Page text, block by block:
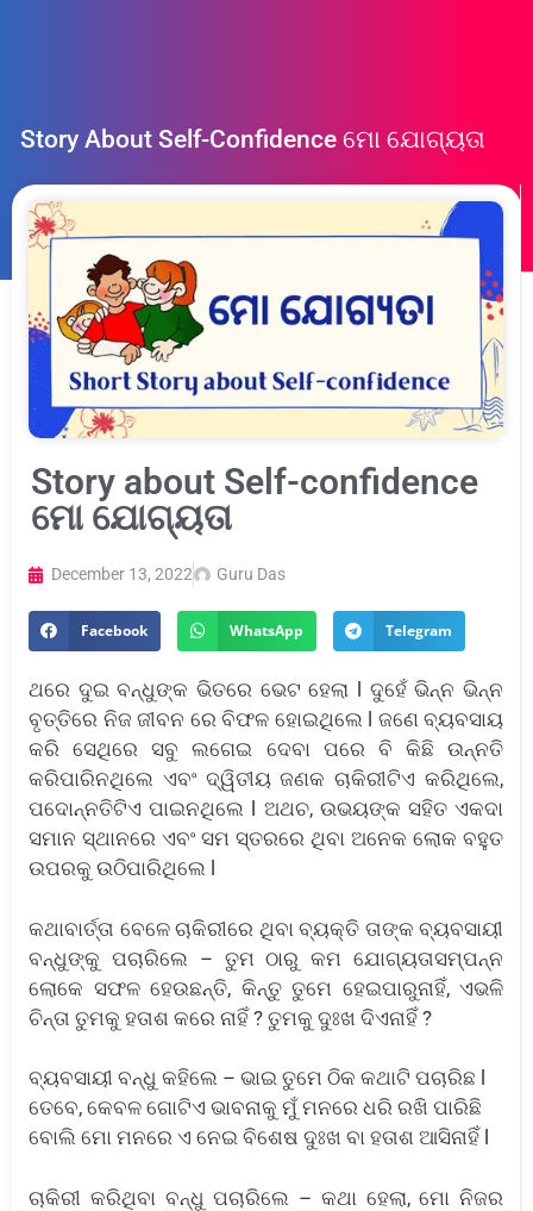
Story About Self-Confidence ମୋ ଯୋଗ୍ୟତା
Story about Self-confidence
ମୋ ଯୋଗ୍ୟତା
December 13, 2022 Guru Das
Facebook WhatsApp Telegram
ଥରେ ଦୁଇ ବନ୍ଧୁଙ୍କ ଭିତରେ ଭେଟ ହେଲା l ଦୁହେଁ ଭିନ୍ନ ଭିନ୍ନ
ବୃତ୍ତିରେ ନିଜ ଜୀବନ ରେ ବିଫଳ ହୋଇଥିଲେ l ଜଣେ ବ୍ୟବସାୟ
କରି ସେଥିରେ ସବୁ ଲଗେଇ ଦେବା ପରେ ବି କିଛି ଉନ୍ନତି
କରିପାରିନଥିଲେ ଏବଂ ଦ୍ୱିତୀୟ ଜଣକ ଚାକିରୀଟିଏ କରିଥିଲେ,
ପଦୋନ୍ନତିଟିଏ ପାଇନଥିଲେ l ଅଥଚ, ଉଭୟଙ୍କ ସହିତ ଏକଦା
ସମାନ ସ୍ଥାନରେ ଏବଂ ସମ ସ୍ତରରେ ଥିବା ଅନେକ ଲୋକ ବହୁତ
ଉପରକୁ ଉଠିପାରିଥିଲେ l
କଥାବାର୍ତ୍ତା ବେଳେ ଚାକିରୀରେ ଥିବା ବ୍ୟକ୍ତି ତାଙ୍କ ବ୍ୟବସାୟୀ
ବନ୍ଧୁଙ୍କୁ ପଚାରିଲେ – ତୁମ ଠାରୁ କମ ଯୋଗ୍ୟତାସମ୍ପନ୍ନ
ଲୋକେ ସଫଳ ହେଉଛନ୍ତି, କିନ୍ତୁ ତୁମେ ହେଇପାରୁନାହିଁ, ଏଭଳି
ଚିନ୍ତା ତୁମକୁ ହତାଶ କରେ ନାହିଁ ? ତୁମକୁ ଦୁଃଖ ଦିଏନାହିଁ ?
ବ୍ୟବସାୟୀ ବନ୍ଧୁ କହିଲେ – ଭାଇ ତୁମେ ଠିକ କଥାଟି ପଚାରିଛ l
ତେବେ, କେବଳ ଗୋଟିଏ ଭାବନାକୁ ମୁଁ ମନରେ ଧରି ରଖି ପାରିଛି
ବୋଲି ମୋ ମନରେ ଏ ନେଇ ବିଶେଷ ଦୁଃଖ ବା ହତାଶ ଆସିନାହିଁ l
ଚାକିରୀ କରିଥିବା ବନ୍ଧୁ ପଚାରିଲେ – କଥା ହେଲା, ମୋ ନିଜର